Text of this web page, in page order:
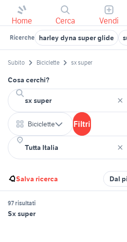
Home Cerca Vendi
Ricerche harley dyna super glide
Subito Biciclette sx super
Cosa cerchi?
Biciclette Filtri
Salva ricerca Dal
97 risultati
Sx super